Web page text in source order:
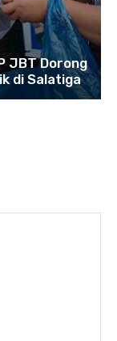
JBT Dorong
di Salatiga